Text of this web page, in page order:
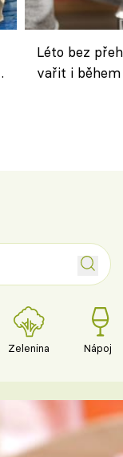
Léto bez
vařit i
Zelenina Nápoje